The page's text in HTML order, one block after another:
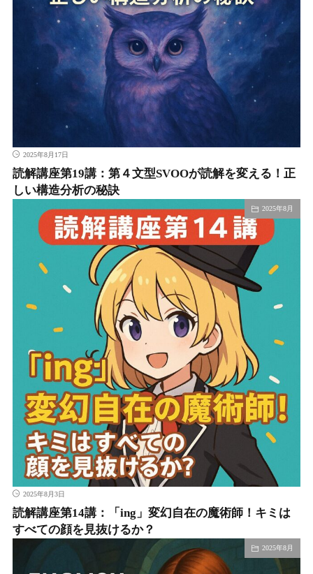
2025年8月17日
読解講座第19講：第４文型SVOOが読解を変える！正
しい構造分析の秘訣
2025年8月
2025年8月3日
読解講座第14講：「ing」変幻自在の魔術師！キミは
すべての顔を見抜けるか？
2025年8月